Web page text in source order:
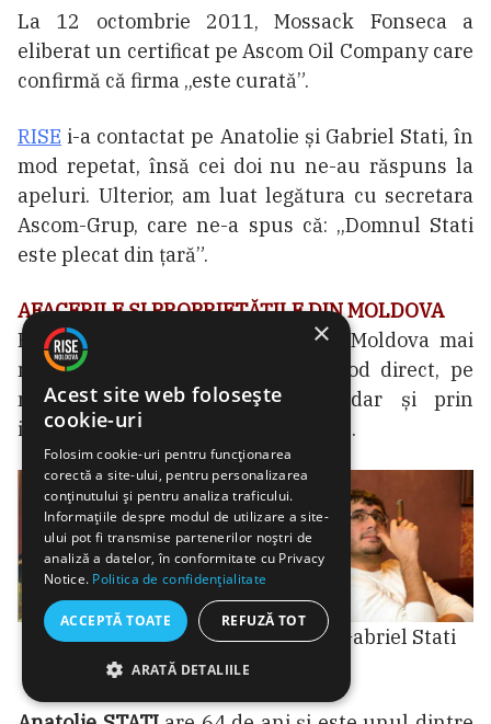
La 12 octombrie 2011, Mossack Fonseca a
eliberat un certificat pe Ascom Oil Company care
confirmă că firma „este curată”.
RISE i-a contactat pe Anatolie și Gabriel Stati, în
mod repetat, însă cei doi nu ne-au răspuns la
apeluri. Ulterior, am luat legătura cu secretara
Ascom-Grup, care ne-a spus că: „Domnul Stati
este plecat din țară”.
AFACERILE ȘI PROPRIETĂȚILE DIN MOLDOVA
Familia Stati deține în Republica Moldova mai
multe afaceri și proprietăți, în mod direct, pe
numele membrilor de familie, dar și prin
intermediul unor companii offshore.
Anatolie Stati Larisa Stati Gabriel Stati
×
Acest site web folosește
cookie-uri
Folosim cookie-uri pentru funcționarea
corectă a site-ului, pentru personalizarea
conținutului și pentru analiza traficului.
Informațiile despre modul de utilizare a site-
ului pot fi transmise partenerilor noștri de
analiză a datelor, în conformitate cu Privacy
Notice. Politica de confidențialitate
ACCEPTĂ TOATE REFUZĂ TOT
ARATĂ DETALIILE